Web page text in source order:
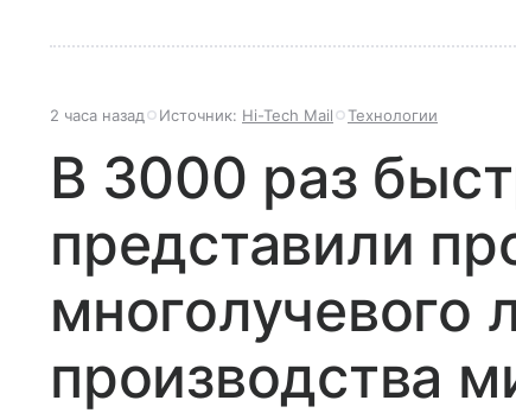
2 часа назад Источник: Hi-Tech Mail Технологии
В 3000 раз
представили
многолучевого
производства